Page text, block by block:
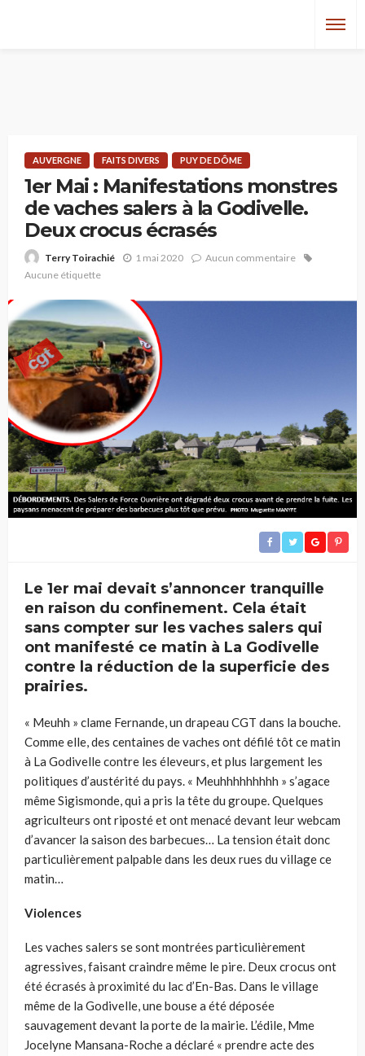
AUVERGNE FAITS DIVERS PUY DE DÔME
1er Mai : Manifestations monstres
de vaches salers à la Godivelle.
Deux crocus écrasés
Terry Toirachié 1 mai 2020
Aucun commentaire
Aucune étiquette
Le 1er mai devait s’annoncer tranquille
en raison du confinement. Cela était
sans compter sur les vaches salers qui
ont manifesté ce matin à La Godivelle
contre la réduction de la superficie des
prairies.
« Meuhh » clame Fernande, un drapeau CGT dans la bouche.
Comme elle, des centaines de vaches ont défilé tôt ce matin
à La Godivelle contre les éleveurs, et plus largement les
politiques d’austérité du pays. « Meuhhhhhhhhh » s’agace
même Sigismonde, qui a pris la tête du groupe. Quelques
agriculteurs ont riposté et ont menacé devant leur webcam
d’avancer la saison des barbecues… La tension était donc
particulièrement palpable dans les deux rues du village ce
matin…
Violences
Les vaches salers se sont montrées particulièrement
agressives, faisant craindre même le pire. Deux crocus ont
été écrasés à proximité du lac d’En-Bas. Dans le village
même de la Godivelle, une bouse a été déposée
sauvagement devant la porte de la mairie. L’édile, Mme
Jocelyne Mansana-Roche a déclaré « prendre acte des